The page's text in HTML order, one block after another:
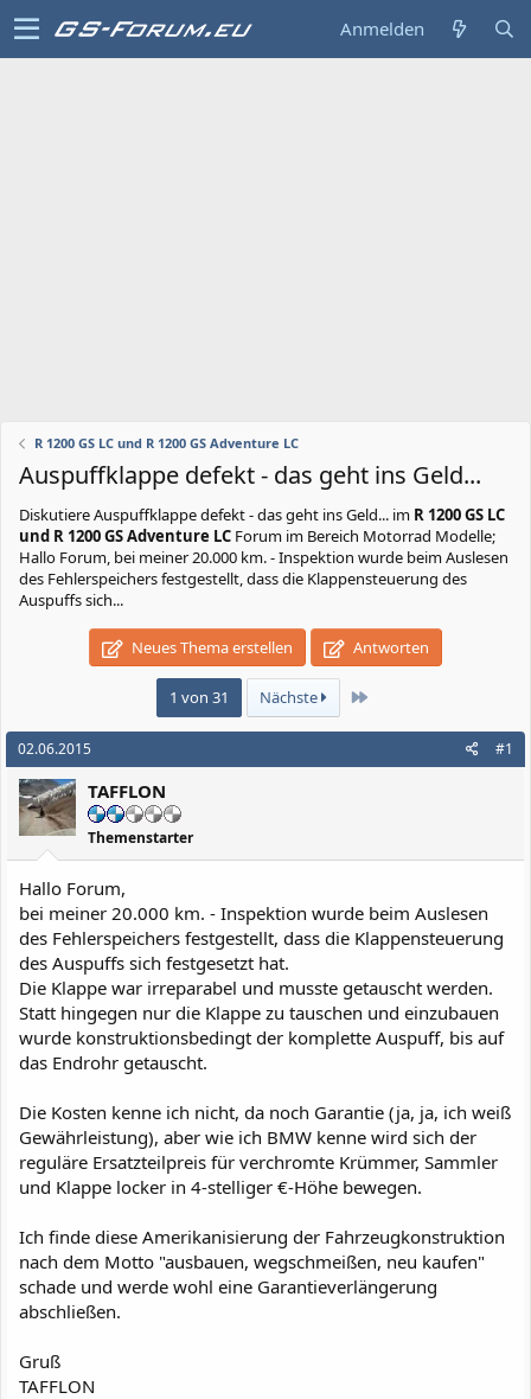
Anmelden
R 1200 GS LC und R 1200 GS Adventure LC
Auspuffklappe defekt - das geht ins Geld...
DiskutiereAuspuffklappe defekt - das geht ins Geld... im R 1200 GS LC
und R 1200 GS Adventure LC Forum im Bereich Motorrad Modelle;
Hallo Forum, bei meiner 20.000 km. - Inspektion wurde beim Auslesen
des Fehlerspeichers festgestellt, dass die Klappensteuerung des
Auspuffs sich...
Neues Thema erstellen Antworten
1 von 31 Nächste Letzte
02.06.2015 #1
TAFFLON
Themenstarter
Hallo Forum,
bei meiner 20.000 km. - Inspektion wurde beim Auslesen
des Fehlerspeichers festgestellt, dass die Klappensteuerung
des Auspuffs sich festgesetzt hat.
Die Klappe war irreparabel und musste getauscht werden.
Statt hingegen nur die Klappe zu tauschen und einzubauen
wurde konstruktionsbedingt der komplette Auspuff, bis auf
das Endrohr getauscht.
Die Kosten kenne ich nicht, da noch Garantie (ja, ja, ich weiß
Gewährleistung), aber wie ich BMW kenne wird sich der
reguläre Ersatzteilpreis für verchromte Krümmer, Sammler
und Klappe locker in 4-stelliger €-Höhe bewegen.
Ich finde diese Amerikanisierung der Fahrzeugkonstruktion
nach dem Motto "ausbauen, wegschmeißen, neu kaufen"
schade und werde wohl eine Garantieverlängerung
abschließen.
Gruß
TAFFLON